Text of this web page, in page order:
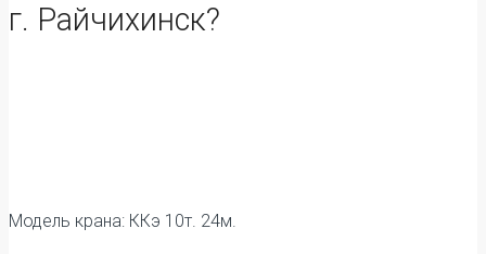
г. Райчихинск?
Модель крана: ККэ 10т. 24м.